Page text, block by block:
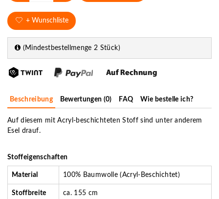
+ Wunschliste
(Mindestbestellmenge 2 Stück)
Beschreibung Bewertungen (0) FAQ Wie bestelle ich?
Auf diesem mit Acryl-beschichteten Stoff sind unter anderem
Esel drauf.
Stoffeigenschaften
Material 100% Baumwolle (Acryl-Beschichtet)
Stoffbreite ca. 155 cm